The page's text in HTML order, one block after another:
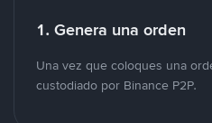
1. Genera una orden
Una vez que coloques una
custodiado por Binance P2P.